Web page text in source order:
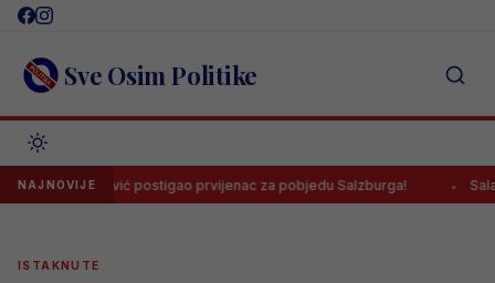
Skip
content Sve Osim Politike
NAJNOVIJEpostigao prvijenac za pobjedu Salzburga! Salah
ISTAKNUTE